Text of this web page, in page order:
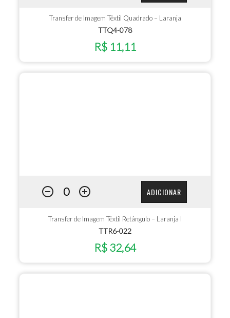
Transfer de Imagem Têxtil Quadrado – Laranja
TTQ4-078
R$ 11,11
ADICIONAR
Transfer de Imagem Têxtil Retângulo – Laranja I
TTR6-022
R$ 32,64